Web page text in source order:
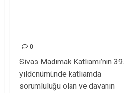
0
Sivas Madımak Katliamı’nın 39.
yıldönümünde katliamda
sorumluluğu olan ve davanın